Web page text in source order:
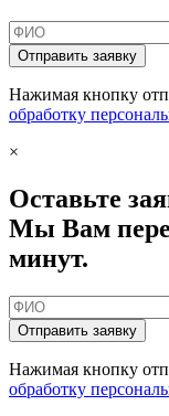
Отправить заявку
Нажимая кнопку
обработку
×
Оставьте
Мы Вам
минут.
Отправить заявку
Нажимая кнопку
обработку